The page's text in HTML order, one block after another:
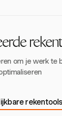
om je werk te
rekentools